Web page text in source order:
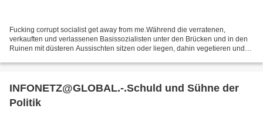
Fucking corrupt socialist get away from me.Während die verratenen,
verkauften und verlassenen Basissozialisten unter den Brücken und in den
Ruinen mit düsteren Aussischten sitzen oder liegen, dahin vegetieren und
INFONETZ@GLOBAL.-.Schuld und Sühne der
Politik